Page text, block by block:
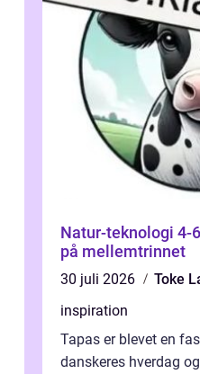
Natur-teknologi 4-
på mellemtrinnet
30 juli 2026
Toke
inspiration
Tapas er blevet en
danskeres hverdag